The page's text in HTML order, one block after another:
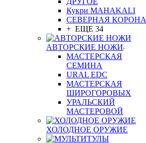
Кукри MAHAKALI
СЕВЕРНАЯ КОРОНА
+ ЕЩЕ 34
АВТОРСКИЕ НОЖИ
МАСТЕРСКАЯ
СЕМИНА
URAL EDC
МАСТЕРСКАЯ
ШИРОГОРОВЫХ
УРАЛЬСКИЙ
МАСТЕРОВОЙ
ХОЛОДНОЕ ОРУЖИЕ